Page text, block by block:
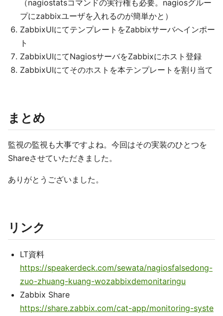
（nagiostatsコマンドの実行権も必要。nagiosグルー
プにzabbixユーザを入れるのが簡単かと）
ZabbixUIにてテンプレートをZabbixサーバへインポー
ト
ZabbixUIにてNagiosサーバをZabbixにホスト登録
ZabbixUIにてそのホストを本テンプレートを割り当て
まとめ
監視の監視も大事ですよね。今回はその実装のひとつを
Shareさせていただきました。
ありがとうございました。
リンク
LT資料
https://speakerdeck.com/sewata/nagiosfalsedong-
zuo-zhuang-kuang-wozabbixdemonitaringu
Zabbix Share
https://share.zabbix.com/cat-app/monitoring-syste